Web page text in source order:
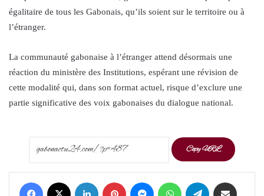
égalitaire de tous les Gabonais, qu’ils soient sur le territoire ou à
l’étranger.
La communauté gabonaise à l’étranger attend désormais une
réaction du ministère des Institutions, espérant une révision de
cette modalité qui, dans son format actuel, risque d’exclure une
partie significative des voix gabonaises du dialogue national.
Copy URL
Facebook LinkedIn Pinterest Messenger WhatsApp Telegram